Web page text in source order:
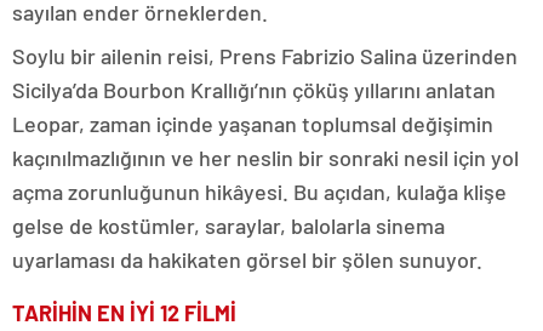
sayılan ender örneklerden.
Soylu bir ailenin reisi, Prens Fabrizio Salina üzerinden
Sicilya’da Bourbon Krallığı’nın çöküş yıllarını anlatan
Leopar, zaman içinde yaşanan toplumsal değişimin
kaçınılmazlığının ve her neslin bir sonraki nesil için yol
açma zorunluğunun hikâyesi. Bu açıdan, kulağa klişe
gelse de kostümler, saraylar, balolarla sinema
uyarlaması da hakikaten görsel bir şölen sunuyor.
TARİHİN EN İYİ 12 FİLMİ